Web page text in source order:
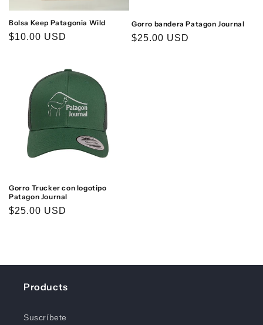
:
Bolsa Keep Patagonia Wild
Precio
$10.00 USD
Gorro bandera Patagon Journal
Precio
$25.00 USD
Gorro Trucker con logotipo
Patagon Journal
Precio
$25.00 USD
Products
Suscríbete